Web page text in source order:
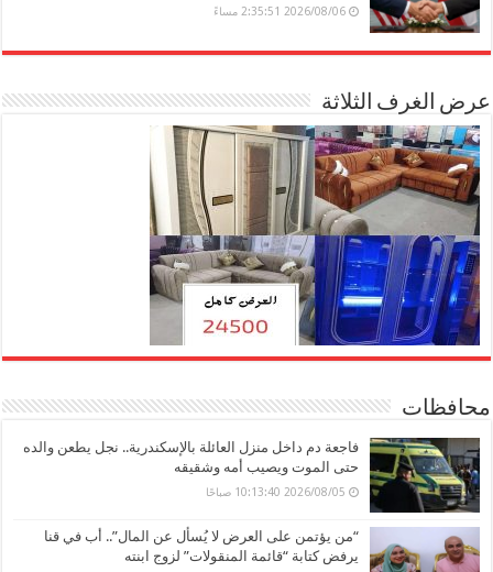
2026/08/06 2:35:51 مساءً
عرض الغرف الثلاثة
محافظات
فاجعة دم داخل منزل العائلة بالإسكندرية.. نجل يطعن والده
حتى الموت ويصيب أمه وشقيقه
2026/08/05 10:13:40 صباحًا
“من يؤتمن على العرض لا يُسأل عن المال”.. أب في قنا
يرفض كتابة “قائمة المنقولات” لزوج ابنته